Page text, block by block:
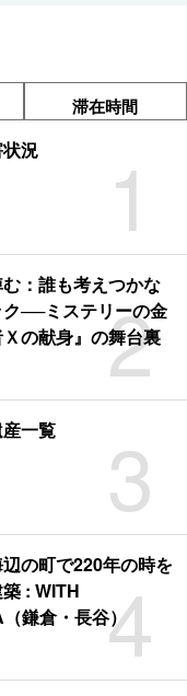
滞在時間
1
況
2
：誰も考えつかな
──ミステリーの金
の献身』の舞台裏
3
一覧
4
の町で220年の時を
: WITH
鎌倉・長谷）